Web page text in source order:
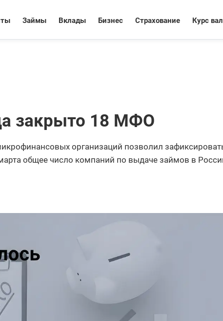
Займы Вклады Бизнес Страхование Курс
закрыто 18 МФО
организаций позволил
общее число компаний по выдаче займов в